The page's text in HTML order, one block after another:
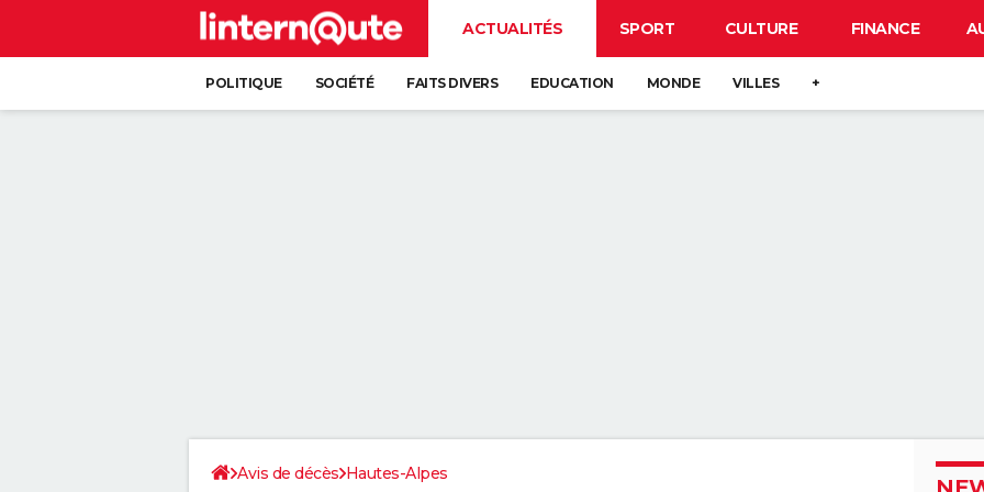
ACTUALITÉS SPORT CULTURE FINANCE
POLITIQUE SOCIÉTÉ FAITS DIVERS EDUCATION MONDE VILLES +
Avis de décès Hautes-Alpes